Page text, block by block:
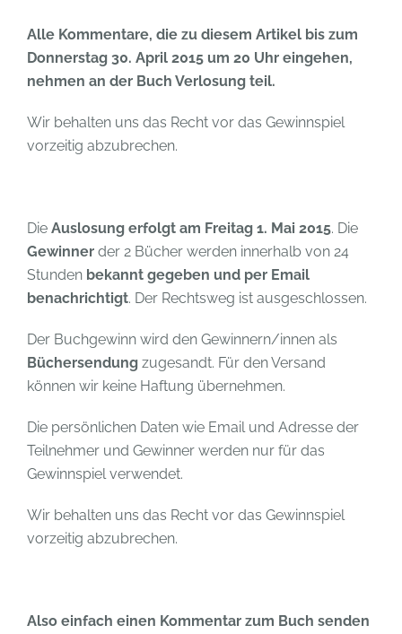
Alle Kommentare, die zu diesem Artikel bis zum
Donnerstag 30. April 2015 um 20 Uhr eingehen,
nehmen an der Buch Verlosung teil.
Wir behalten uns das Recht vor das Gewinnspiel
vorzeitig abzubrechen.
Die Auslosung erfolgt am Freitag 1. Mai 2015. Die
Gewinner der 2 Bücher werden innerhalb von 24
Stunden bekannt gegeben und per Email
benachrichtigt. Der Rechtsweg ist ausgeschlossen.
Der Buchgewinn wird den Gewinnern/innen als
Büchersendung zugesandt. Für den Versand
können wir keine Haftung übernehmen.
Die persönlichen Daten wie Email und Adresse der
Teilnehmer und Gewinner werden nur für das
Gewinnspiel verwendet.
Wir behalten uns das Recht vor das Gewinnspiel
vorzeitig abzubrechen.
Also einfach einen Kommentar zum Buch senden